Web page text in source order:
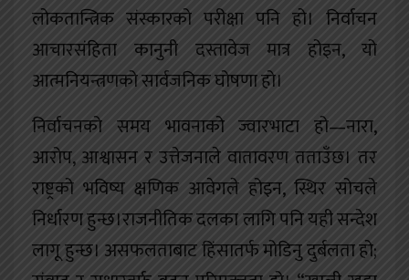
लोकतान्त्रिक संस्कारको परीक्षा पनि हो। निर्वाचन
आचारसंहिता कानुनी दस्तावेज मात्र होइन, यो
आत्मनियन्त्रणको सार्वजनिक घोषणा हो।
निर्वाचनको समय भावनाको ज्वारभाटा हो—नारा,
आरोप, आश्वासन र उत्तेजनाले वातावरण तताउँछ। तर
राष्ट्रको भविष्य क्षणिक आवेगले होइन, स्थिर सोचले
निर्धारण हुन्छ।राजनीतिक दलका लागि पनि यही सन्देश
लागू हुन्छ। असफलताबाट हिंसातर्फ मोडिनु दुर्बलता हो;